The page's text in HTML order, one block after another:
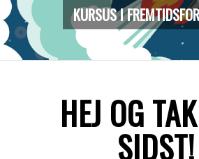
KURSUS I
HEJ OG
SIDST!